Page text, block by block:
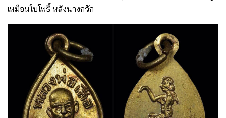
เหมือนใบโพธิ์ หลังนางกวัก